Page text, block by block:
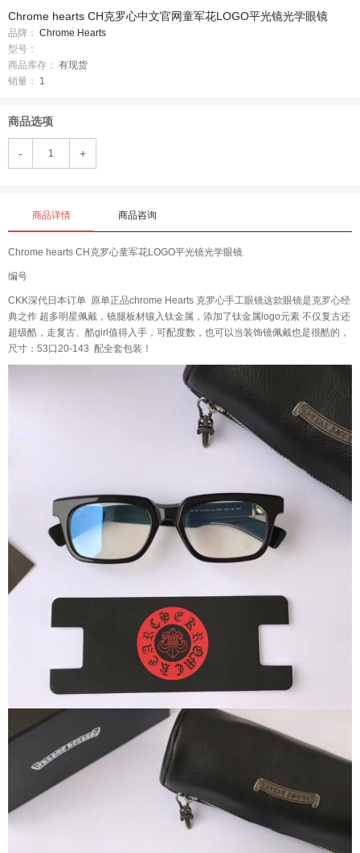
Chrome hearts CH克罗心中文官网童军花LOGO平光镜光学眼镜
品牌： Chrome Hearts
型号：
商品库存： 有现货
销量：
1
商品选项
- +
商品详情 商品咨询
Chrome hearts CH克罗心童军花LOGO平光镜光学眼镜
编号
CKK深代日本订单 原单正品chrome Hearts 克罗心手工眼镜这款眼镜是克罗心经
典之作 超多明星佩戴，镜腿板材镶入钛金属，添加了钛金属logo元素 不仅复古还
超级酷，走复古、酷girl值得入手，可配度数，也可以当装饰镜佩戴也是很酷的，
尺寸：53口20-143 配全套包装！